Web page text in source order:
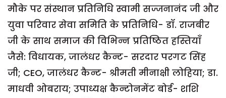
मौके पर संस्थान प्रतिनिधि स्वामी सज्जनानंद जी और
युवा परिवार सेवा समिति के प्रतिनिधि- डॉ. राजबीर
जी के साथ समाज की विभिन्न प्रतिष्ठित हस्तियाँ
जैसे: विधायक, जालंधर कैन्ट- सरदार परगट सिंह
जी; CEO, जालंधर कैन्ट- श्रीमती मीनाक्षी लोहिया; डा.
माधवी ओबराय; उपाध्यक्ष कैन्टोनमेंट बोर्ड- शशि